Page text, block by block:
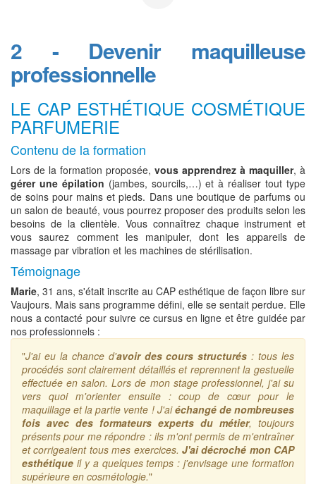
2 - Devenir maquilleuse
professionnelle
LE CAP ESTHÉTIQUE COSMÉTIQUE
PARFUMERIE
Contenu de la formation
Lors de la formation proposée, vous apprendrez à maquiller, à
gérer une épilation (jambes, sourcils,…) et à réaliser tout type
de soins pour mains et pieds. Dans une boutique de parfums ou
un salon de beauté, vous pourrez proposer des produits selon les
besoins de la clientèle. Vous connaîtrez chaque instrument et
vous saurez comment les manipuler, dont les appareils de
massage par vibration et les machines de stérilisation.
Témoignage
Marie, 31 ans, s'était inscrite au CAP esthétique de façon libre sur
Vaujours. Mais sans programme défini, elle se sentait perdue. Elle
nous a contacté pour suivre ce cursus en ligne et être guidée par
nos professionnels :
"J'ai eu la chance d'avoir des cours structurés : tous les
procédés sont clairement détaillés et reprennent la gestuelle
effectuée en salon. Lors de mon stage professionnel, j'ai su
vers quoi m'orienter ensuite : coup de cœur pour le
maquillage et la partie vente ! J'aiéchangé de nombreuses
fois avec des formateurs experts du métier, toujours
présents pour me répondre : ils m'ont permis de m'entraîner
et corrigeaient tous mes exercices. J'ai décroché mon CAP
esthétique il y a quelques temps : j'envisage une formation
supérieure en cosmétologie."